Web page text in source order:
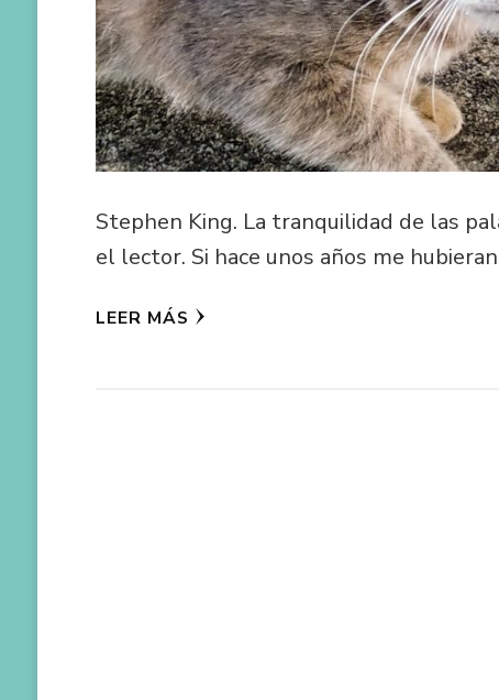
Stephen King. La tranquilidad de las
el lector. Si hace unos años me
LEER MÁS